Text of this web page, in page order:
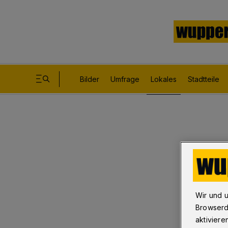
Bilder Umfrage Lokales Stadtteile
Wir und